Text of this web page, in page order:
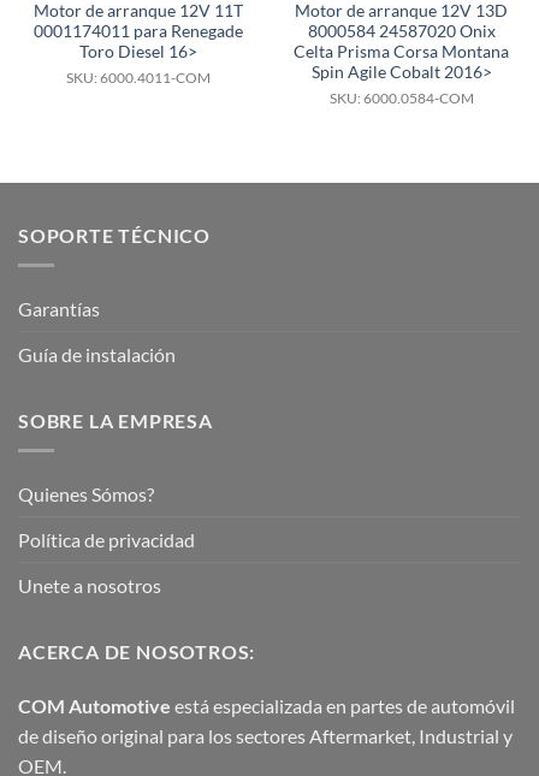
Motor de arranque 12V 11T
0001174011 para Renegade
Toro Diesel 16>
SKU: 6000.4011-COM
Motor de arranque 12V 13D
8000584 24587020 Onix
Celta Prisma Corsa Montana
Spin Agile Cobalt 2016>
SKU: 6000.0584-COM
SOPORTE TÉCNICO
Garantías
Guía de instalación
SOBRE LA EMPRESA
Quienes Sómos?
Política de privacidad
Unete a nosotros
ACERCA DE NOSOTROS:
COM Automotive está especializada en partes de automóvil
de diseño original para los sectores Aftermarket, Industrial y
OEM.